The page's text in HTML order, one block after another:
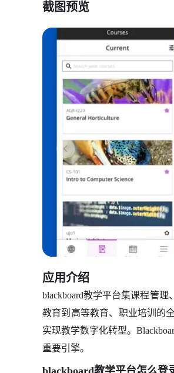
截图预览
应用介绍
blackboard教学平台集课程管
教育到高等教育、职业培训的
实现教学数字化转型。
重要引擎。
blackboard教学平台怎么登